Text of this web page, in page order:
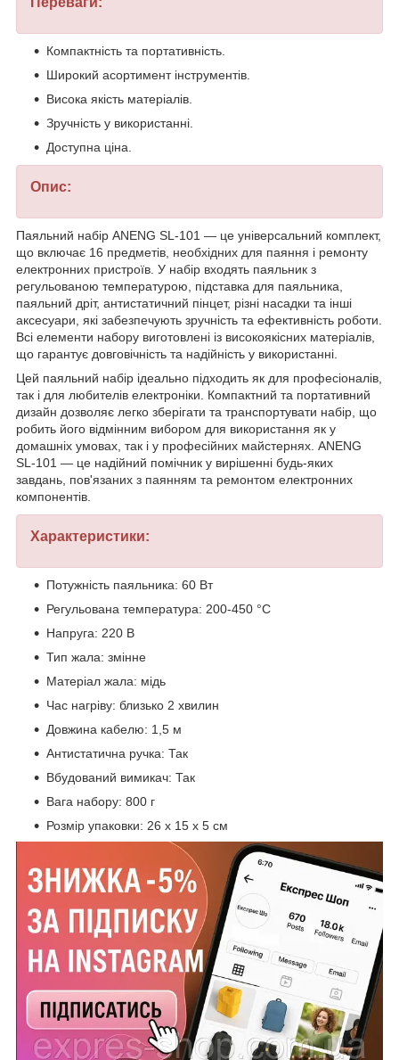
Компактність та портативність.
Широкий асортимент інструментів.
Висока якість матеріалів.
Зручність у використанні.
Доступна ціна.
Опис:
Паяльний набір ANENG SL-101 — це універсальний комплект,
що включає 16 предметів, необхідних для паяння і ремонту
електронних пристроїв. У набір входять паяльник з
регульованою температурою, підставка для паяльника,
паяльний дріт, антистатичний пінцет, різні насадки та інші
аксесуари, які забезпечують зручність та ефективність роботи.
Всі елементи набору виготовлені із високоякісних матеріалів,
що гарантує довговічність та надійність у використанні.
Цей паяльний набір ідеально підходить як для професіоналів,
так і для любителів електроніки. Компактний та портативний
дизайн дозволяє легко зберігати та транспортувати набір, що
робить його відмінним вибором для використання як у
домашніх умовах, так і у професійних майстернях. ANENG
SL-101 — це надійний помічник у вирішенні будь-яких
завдань, пов'язаних з паянням та ремонтом електронних
компонентів.
Характеристики:
Потужність паяльника: 60 Вт
Регульована температура: 200-450 °C
Напруга: 220 В
Тип жала: змінне
Матеріал жала: мідь
Час нагріву: близько 2 хвилин
Довжина кабелю: 1,5 м
Антистатична ручка: Так
Вбудований вимикач: Так
Вага набору: 800 г
Розмір упаковки: 26 x 15 x 5 см